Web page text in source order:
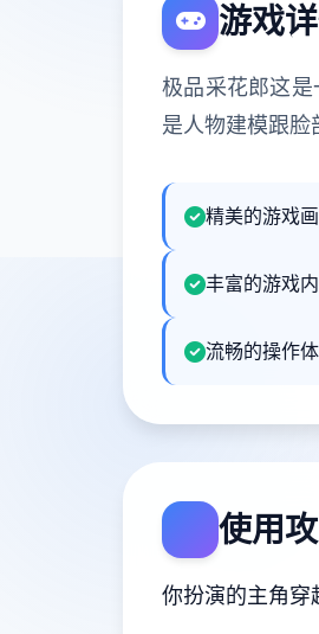
游戏
极品采花郎这
是人物建模跟
精美的游戏
丰富的游戏
流畅的操作
使用
你扮演的主角穿